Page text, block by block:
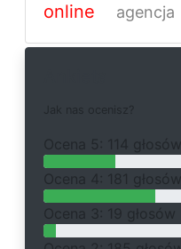
online
agencja
a a
O
a 5: 114 głosów
O
a 4: 181 głosów
O
a 3: 19 głosów